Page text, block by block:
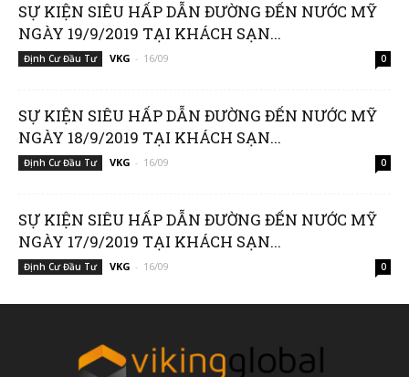
SỰ KIỆN SIÊU HẤP DẪN ĐƯỜNG ĐẾN NƯỚC MỸ
NGÀY 19/9/2019 TẠI KHÁCH SẠN...
Định Cư Đầu Tư VKG - 16/09 0
SỰ KIỆN SIÊU HẤP DẪN ĐƯỜNG ĐẾN NƯỚC MỸ
NGÀY 18/9/2019 TẠI KHÁCH SẠN...
Định Cư Đầu Tư VKG - 16/09 0
SỰ KIỆN SIÊU HẤP DẪN ĐƯỜNG ĐẾN NƯỚC MỸ
NGÀY 17/9/2019 TẠI KHÁCH SẠN...
Định Cư Đầu Tư VKG - 16/09 0